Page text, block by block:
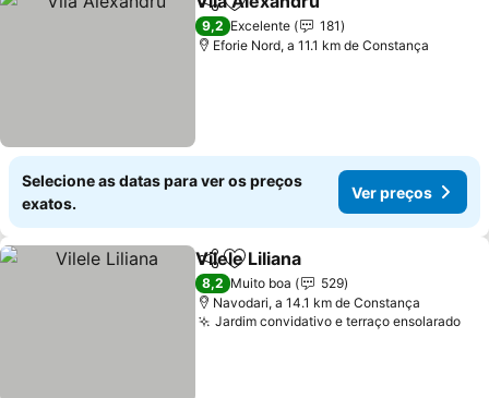
PartilharAdicionar aos favoritos
9,2 Excelente
181
Eforie Nord, a 11.1 km de Constança
Selecione as datas para ver os preços
exatos.
Ver preços
PartilharAdicionar aos favoritos
Vilele Liliana
8,2 Muito boa
529
Navodari, a 14.1 km de Constança
Jardim convidativo e terraço ensolarado